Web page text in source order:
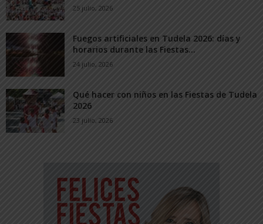
25 julio, 2026
Fuegos artificiales en Tudela 2026: días y
horarios durante las Fiestas...
24 julio, 2026
Qué hacer con niños en las Fiestas de Tudela
2026
23 julio, 2026